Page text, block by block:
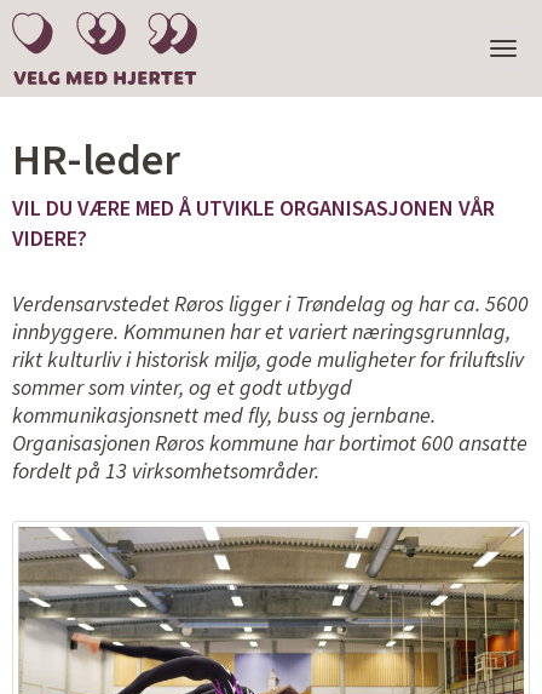
HR-leder
VIL DU VÆRE MED Å UTVIKLE ORGANISASJONEN VÅR
VIDERE?
Verdensarvstedet Røros ligger i Trøndelag og har ca. 5600
innbyggere. Kommunen har et variert næringsgrunnlag,
rikt kulturliv i historisk miljø, gode muligheter for friluftsliv
sommer som vinter, og et godt utbygd
kommunikasjonsnett med fly, buss og jernbane.
Organisasjonen Røros kommune har bortimot 600 ansatte
fordelt på 13 virksomhetsområder.